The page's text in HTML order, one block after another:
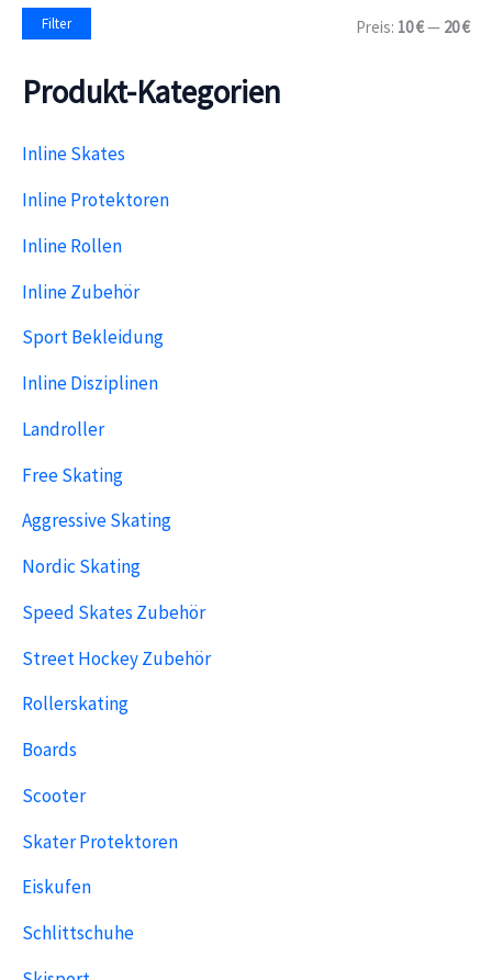
a
M
i
M
a
Filter Preis: 10 €— 20 €
Produkt-Kategorien
Inline Skates
Inline Protektoren
Inline Rollen
Inline Zubehör
Sport Bekleidung
Inline Disziplinen
Landroller
Free Skating
Aggressive Skating
Nordic Skating
Speed Skates Zubehör
Street Hockey Zubehör
Rollerskating
Boards
Scooter
Skater Protektoren
Eiskufen
Schlittschuhe